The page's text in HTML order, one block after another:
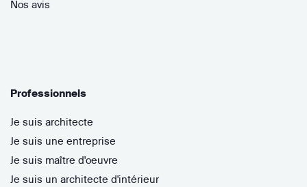
Nos avis
Professionnels
Je suis architecte
Je suis une entreprise
Je suis maître d'oeuvre
Je suis un architecte d'intérieur